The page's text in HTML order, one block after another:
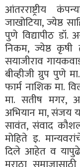
आंतरराष्ट्रीय
जाखोटिया, ज्येष्ठ
पुणे विद्यापीठ
निकम, ज्येष्ठ कृषी
सयाजीराव
बीव्हीजी ग्रुप पुणे
फार्म नाशिक मा.
मा. सतीष मगर,
अभियान मा, संजय
सावंत, संवाद
मोहिते इ.
दिले आहेत व